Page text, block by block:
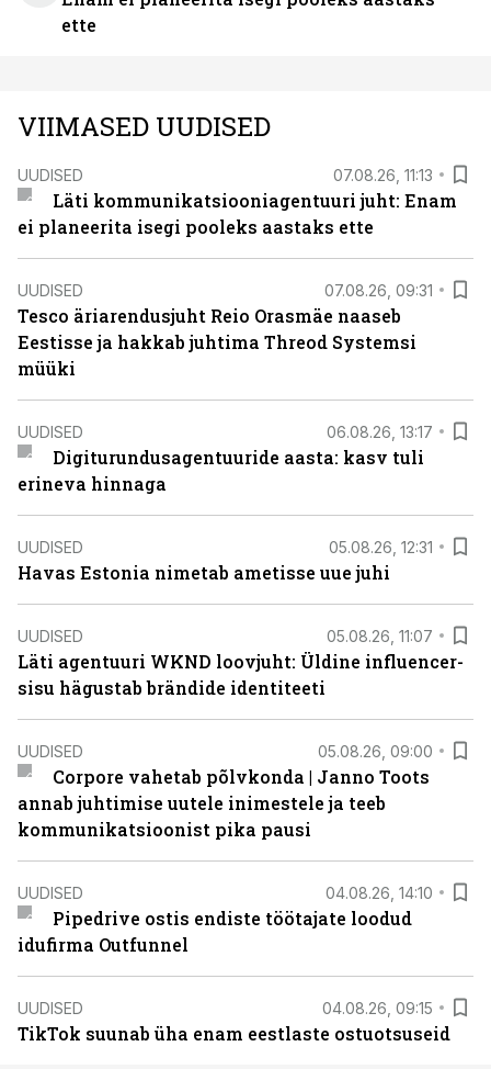
ette
VIIMASED UUDISED
UUDISED 07.08.26, 11:13
Läti kommunikatsiooniagentuuri juht: Enam
ei planeerita isegi pooleks aastaks ette
UUDISED 07.08.26, 09:31
Tesco äriarendusjuht Reio Orasmäe naaseb
Eestisse ja hakkab juhtima Threod Systemsi
müüki
UUDISED 06.08.26, 13:17
Digiturundusagentuuride aasta: kasv tuli
erineva hinnaga
UUDISED 05.08.26, 12:31
Havas Estonia nimetab ametisse uue juhi
UUDISED 05.08.26, 11:07
Läti agentuuri WKND loovjuht: Üldine influencer-
sisu hägustab brändide identiteeti
UUDISED 05.08.26, 09:00
Corpore vahetab põlvkonda | Janno Toots
annab juhtimise uutele inimestele ja teeb
kommunikatsioonist pika pausi
UUDISED 04.08.26, 14:10
Pipedrive ostis endiste töötajate loodud
idufirma Outfunnel
UUDISED 04.08.26, 09:15
TikTok suunab üha enam eestlaste ostuotsuseid